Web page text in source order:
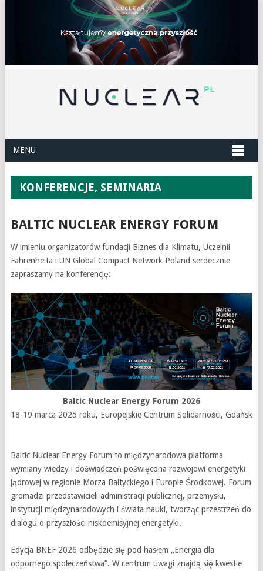
MENU
KONFERENCJE, SEMINARIA
BALTIC NUCLEAR ENERGY FORUM
W imieniu organizatorów fundacji Biznes dla Klimatu, Uczelnii
Fahrenheita i UN Global Compact Network Poland serdecznie
zapraszamy na konferencję:
Baltic Nuclear Energy Forum 2026
18-19 marca 2025 roku, Europejskie Centrum Solidarności, Gdańsk
Baltic Nuclear Energy Forum to międzynarodowa platforma
wymiany wiedzy i doświadczeń poświęcona rozwojowi energetyki
jądrowej w regionie Morza Bałtyckiego i Europie Środkowej. Forum
gromadzi przedstawicieli administracji publicznej, przemysłu,
instytucji międzynarodowych i świata nauki, tworząc przestrzeń do
dialogu o przyszłości niskoemisyjnej energetyki.
Edycja BNEF 2026 odbędzie się pod hasłem „Energia dla
odpornego społeczeństwa”. W centrum uwagi znajdą się kwestie